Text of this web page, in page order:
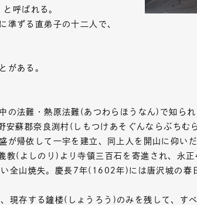
呼ばれる。
準ずる直弟子の十二人で、
がある。
の法難・熱原法難(あつわらほうなん)で知ら
安蘇郡奈良渕村(しもつけあそぐんならぶちむ
が帰依して一宇を建立、同上人を開山に仰い
(よしのり)より寺領三百石を寄進され、永
全山焼失。慶長7年(1602年)には唐沢城の春
現存する鐘楼(しょうろう)のみを残して、す